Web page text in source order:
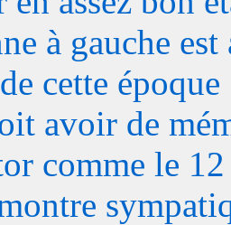
à gauche
cette époque
avoir de
comme le 12